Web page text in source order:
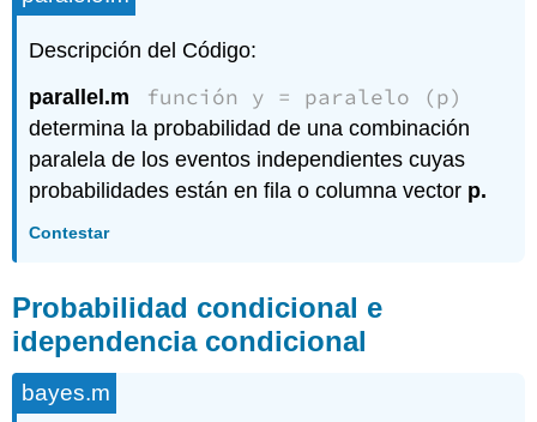
Descripción del Código:
parallel.m
función y = paralelo (p)
determina la probabilidad de una combinación
paralela de los eventos independientes cuyas
probabilidades están en fila o columna vector p.
Contestar
Probabilidad condicional e
idependencia condicional
bayes.m